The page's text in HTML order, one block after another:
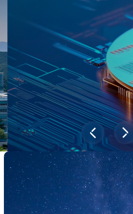
새내기학부에서
전공탐색 프로그램을 통
적의 전공을 찾아보세요.